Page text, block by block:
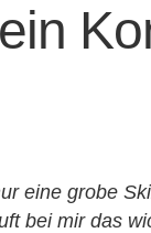
eine
läuft bei